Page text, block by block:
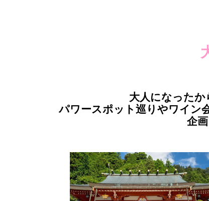
大人になった
パワースポット巡りやワイン
企